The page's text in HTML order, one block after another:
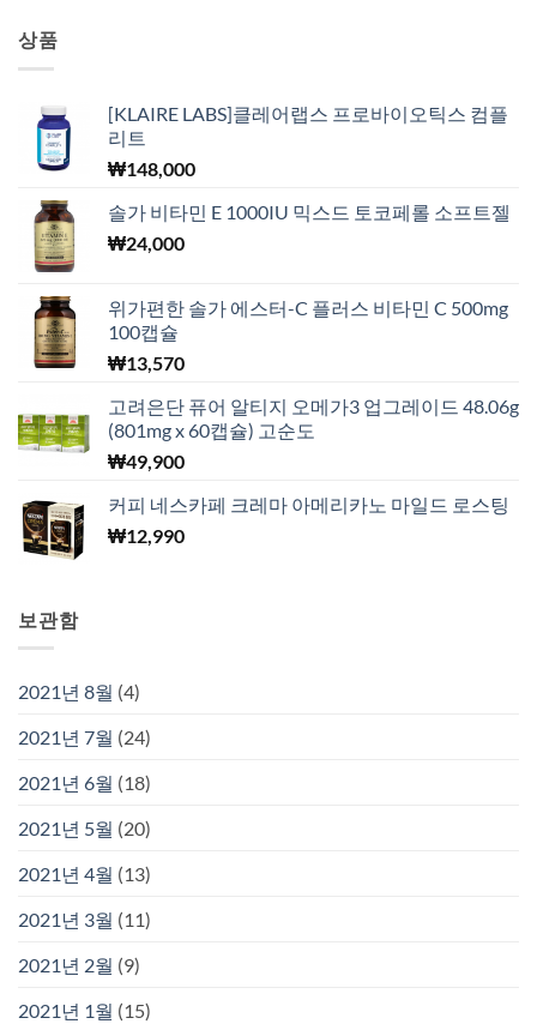
상품
[KLAIRE LABS]클레어랩스 프로바이오틱스 컴플
리트
₩148,000
솔가 비타민 E 1000IU 믹스드 토코페롤 소프트젤
₩24,000
위가편한 솔가 에스터-C 플러스 비타민 C 500mg
100캡슐
₩13,570
고려은단 퓨어 알티지 오메가3 업그레이드 48.06g
(801mg x 60캡슐) 고순도
₩49,900
커피 네스카페 크레마 아메리카노 마일드 로스팅
₩12,990
보관함
2021년 8월 (4)
2021년 7월 (24)
2021년 6월 (18)
2021년 5월 (20)
2021년 4월 (13)
2021년 3월 (11)
2021년 2월 (9)
2021년 1월 (15)